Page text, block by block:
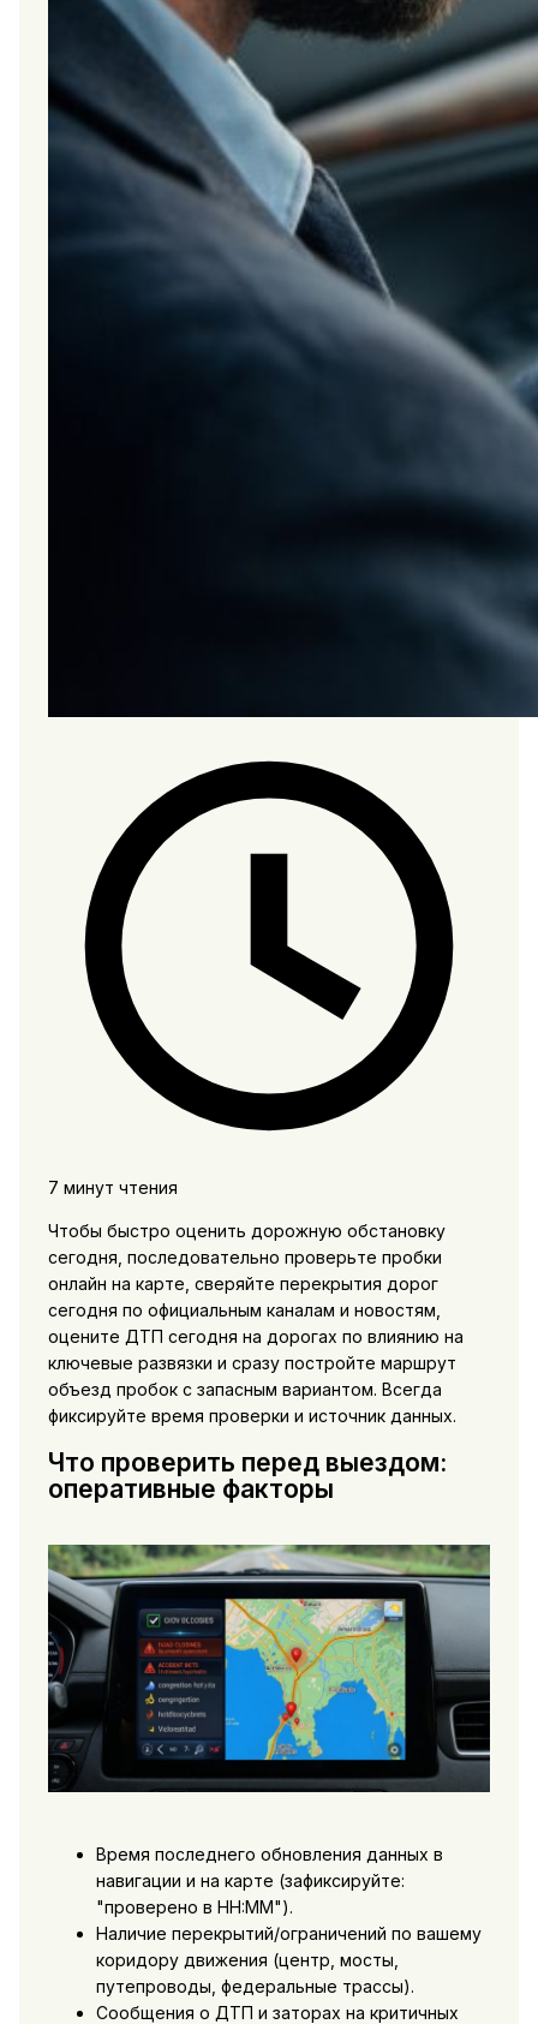
7 минут чтения
Чтобы быстро оценить дорожную обстановку
сегодня, последовательно проверьте пробки
онлайн на карте, сверяйте перекрытия дорог
сегодня по официальным каналам и новостям,
оцените ДТП сегодня на дорогах по влиянию на
ключевые развязки и сразу постройте маршрут
объезд пробок с запасным вариантом. Всегда
фиксируйте время проверки и источник данных.
Что проверить перед выездом:
оперативные факторы
Время последнего обновления данных в
навигации и на карте (зафиксируйте:
"проверено в HH:MM").
Наличие перекрытий/ограничений по вашему
коридору движения (центр, мосты,
путепроводы, федеральные трассы).
Сообщения о ДТП и заторах на критичных